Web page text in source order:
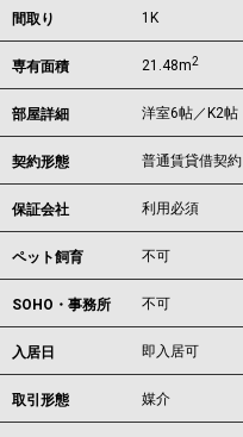
間取り 1K
専有面積 21.48m2
部屋詳細 洋室6帖／K2帖
契約形態 普通賃貸借契約
保証会社 利用必須
ペット飼育 不可
SOHO・事務所 不可
入居日 即入居可
取引形態 媒介